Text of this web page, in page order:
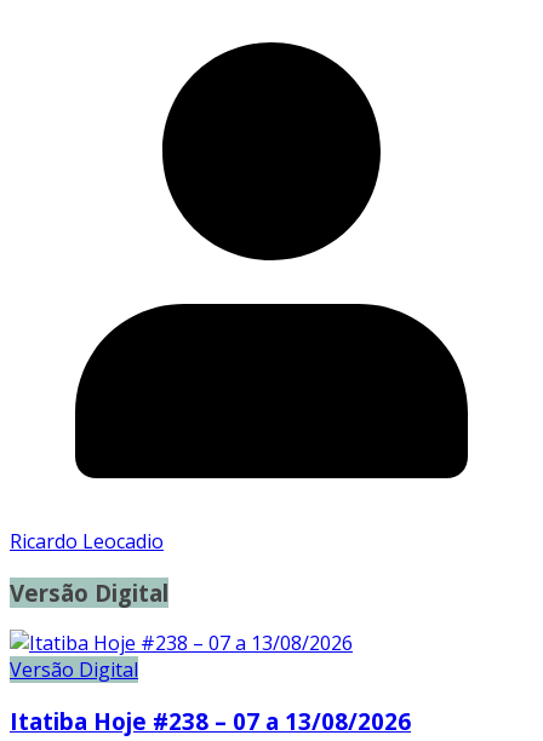
Ricardo Leocadio
Versão Digital
Versão Digital
Itatiba Hoje #238 – 07 a 13/08/2026